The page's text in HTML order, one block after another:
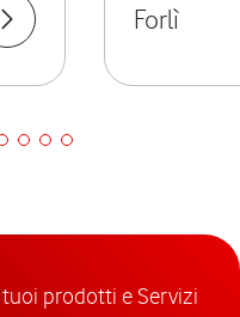
Forlì
prodotti e Servizi